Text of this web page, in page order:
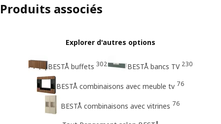
Produits associés
Explorer d'autres options
BESTÅ buffets 302 BESTÅ bancs TV 230
BESTÅ combinaisons avec meuble tv 76
BESTÅ combinaisons avec vitrines 76